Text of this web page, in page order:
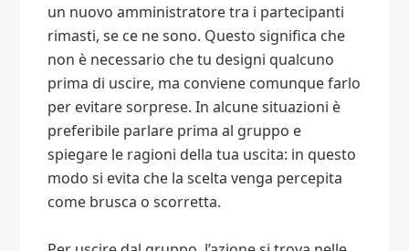
un nuovo amministratore tra i partecipanti
rimasti, se ce ne sono. Questo significa che
non è necessario che tu designi qualcuno
prima di uscire, ma conviene comunque farlo
per evitare sorprese. In alcune situazioni è
preferibile parlare prima al gruppo e
spiegare le ragioni della tua uscita: in questo
modo si evita che la scelta venga percepita
come brusca o scorretta.